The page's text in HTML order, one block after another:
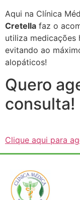
Aqui na Clínica
Cretella faz o
utiliza medicações
evitando ao
alopáticos!
Quero
consulta!
Clique aqui para